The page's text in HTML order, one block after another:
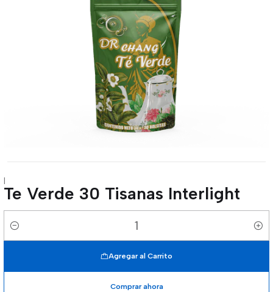
|
Te Verde 30 Tisanas Interlight
Cantidad
Agregar al Carrito
Comprar ahora